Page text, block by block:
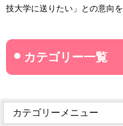
技大学に送りたい」との意向を
カテゴリーメニュー